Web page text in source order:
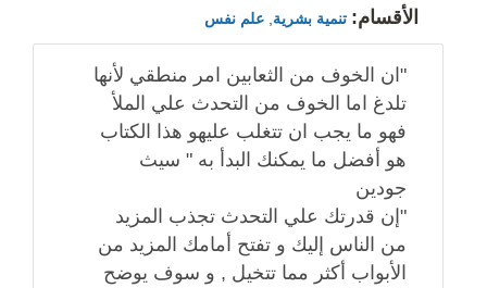
الأقسام: تنمية بشرية علم نفس
"ان الخوف من الثعابين امر منطقي لأنها
تلدغ اما الخوف من التحدث علي الملأ
فهو ما يجب ان تتغلب عليهو هذا الكتاب
هو أفضل ما يمكنك البدأ به " سيث
جودين
"إن قدرتك علي التحدث تجذب المزيد
من الناس إليك و تفتح أمامك المزيد من
الأبواب أكثر مما تتخيل , و سوف يوضح